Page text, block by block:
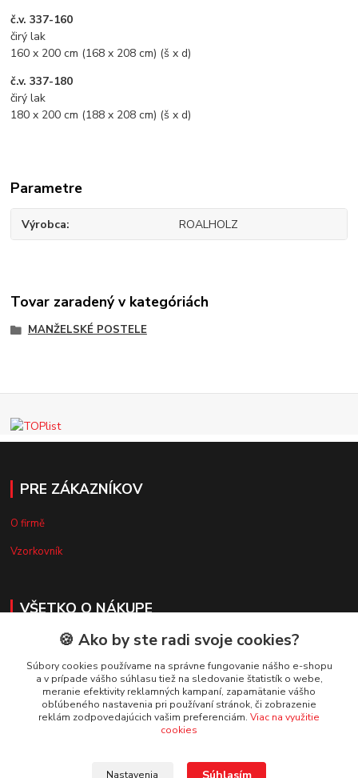
č.v. 337-160
čirý lak
160 x 200 cm (168 x 208 cm) (š x d)
č.v. 337-180
čirý lak
180 x 200 cm (188 x 208 cm) (š x d)
Parametre
Výrobca ROALHOLZ
Tovar zaradený v kategóriách
MANŽELSKÉ POSTELE
PRE ZÁKAZNÍKOV
O firmě
Vzorkovník
VŠETKO O NÁKUPE
Doprava a platba
Obchodné podmienky
Reklamačný poriadok
Ochrana osobných údajov
🍪 Ako by ste radi svoje cookies?
Súbory cookies používame na správne fungovanie nášho e-shopu
a v prípade vášho súhlasu tiež na sledovanie štatistík o webe,
meranie efektivity reklamných kampaní, zapamätanie vášho
obľúbeného nastavenia pri používaní stránok, či zobrazenie
reklám zodpovedajúcich vašim preferenciám. Viac na využitie
cookies
Nastavenia